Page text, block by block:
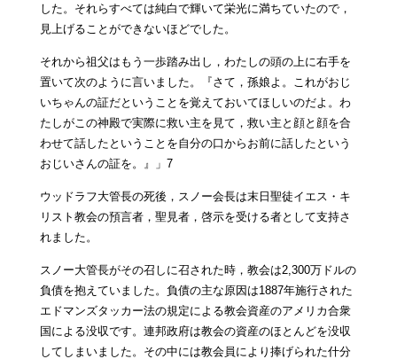
した。それらすべては純白で輝いて栄光に満ちていたので，
見上げることができないほどでした。
それから祖父はもう一歩踏み出し，わたしの頭の上に右手を
置いて次のように言いました。『さて，孫娘よ。これがおじ
いちゃんの証だということを覚えておいてほしいのだよ。わ
たしがこの神殿で実際に救い主を見て，救い主と顔と顔を合
わせて話したということを自分の口からお前に話したという
おじいさんの証を。』」7
ウッドラフ大管長の死後，スノー会長は末日聖徒イエス・キ
リスト教会の預言者，聖見者，啓示を受ける者として支持さ
れました。
スノー大管長がその召しに召された時，教会は2,300万ドルの
負債を抱えていました。負債の主な原因は1887年施行された
エドマンズタッカー法の規定による教会資産のアメリカ合衆
国による没収です。連邦政府は教会の資産のほとんどを没収
してしまいました。その中には教会員により捧げられた什分